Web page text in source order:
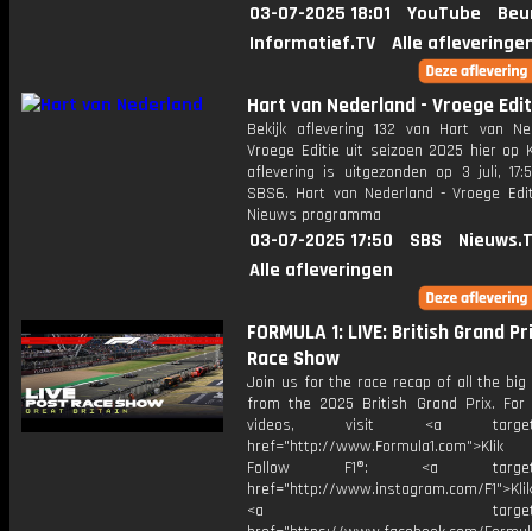
03-07-2025 18:01 YouTube
Informatief.TV
Alle
Hart van Nederland - Vroege
Bekijk aflevering 132 van Hart van
Vroege Editie uit seizoen 2025 hier op
aflevering is uitgezonden op 3 juli,
SBS6. Hart van Nederland - Vroege
Nieuws programma
03-07-2025 17:50 SBS
Alle afleveringen
FORMULA 1: LIVE: British Grand
Race Show
Join us for the race recap of all the big
from the 2025 British Grand Prix. For
videos, visit <a
href="http://
Follow F1®: <a
href="http://www.instagram.com/
<a